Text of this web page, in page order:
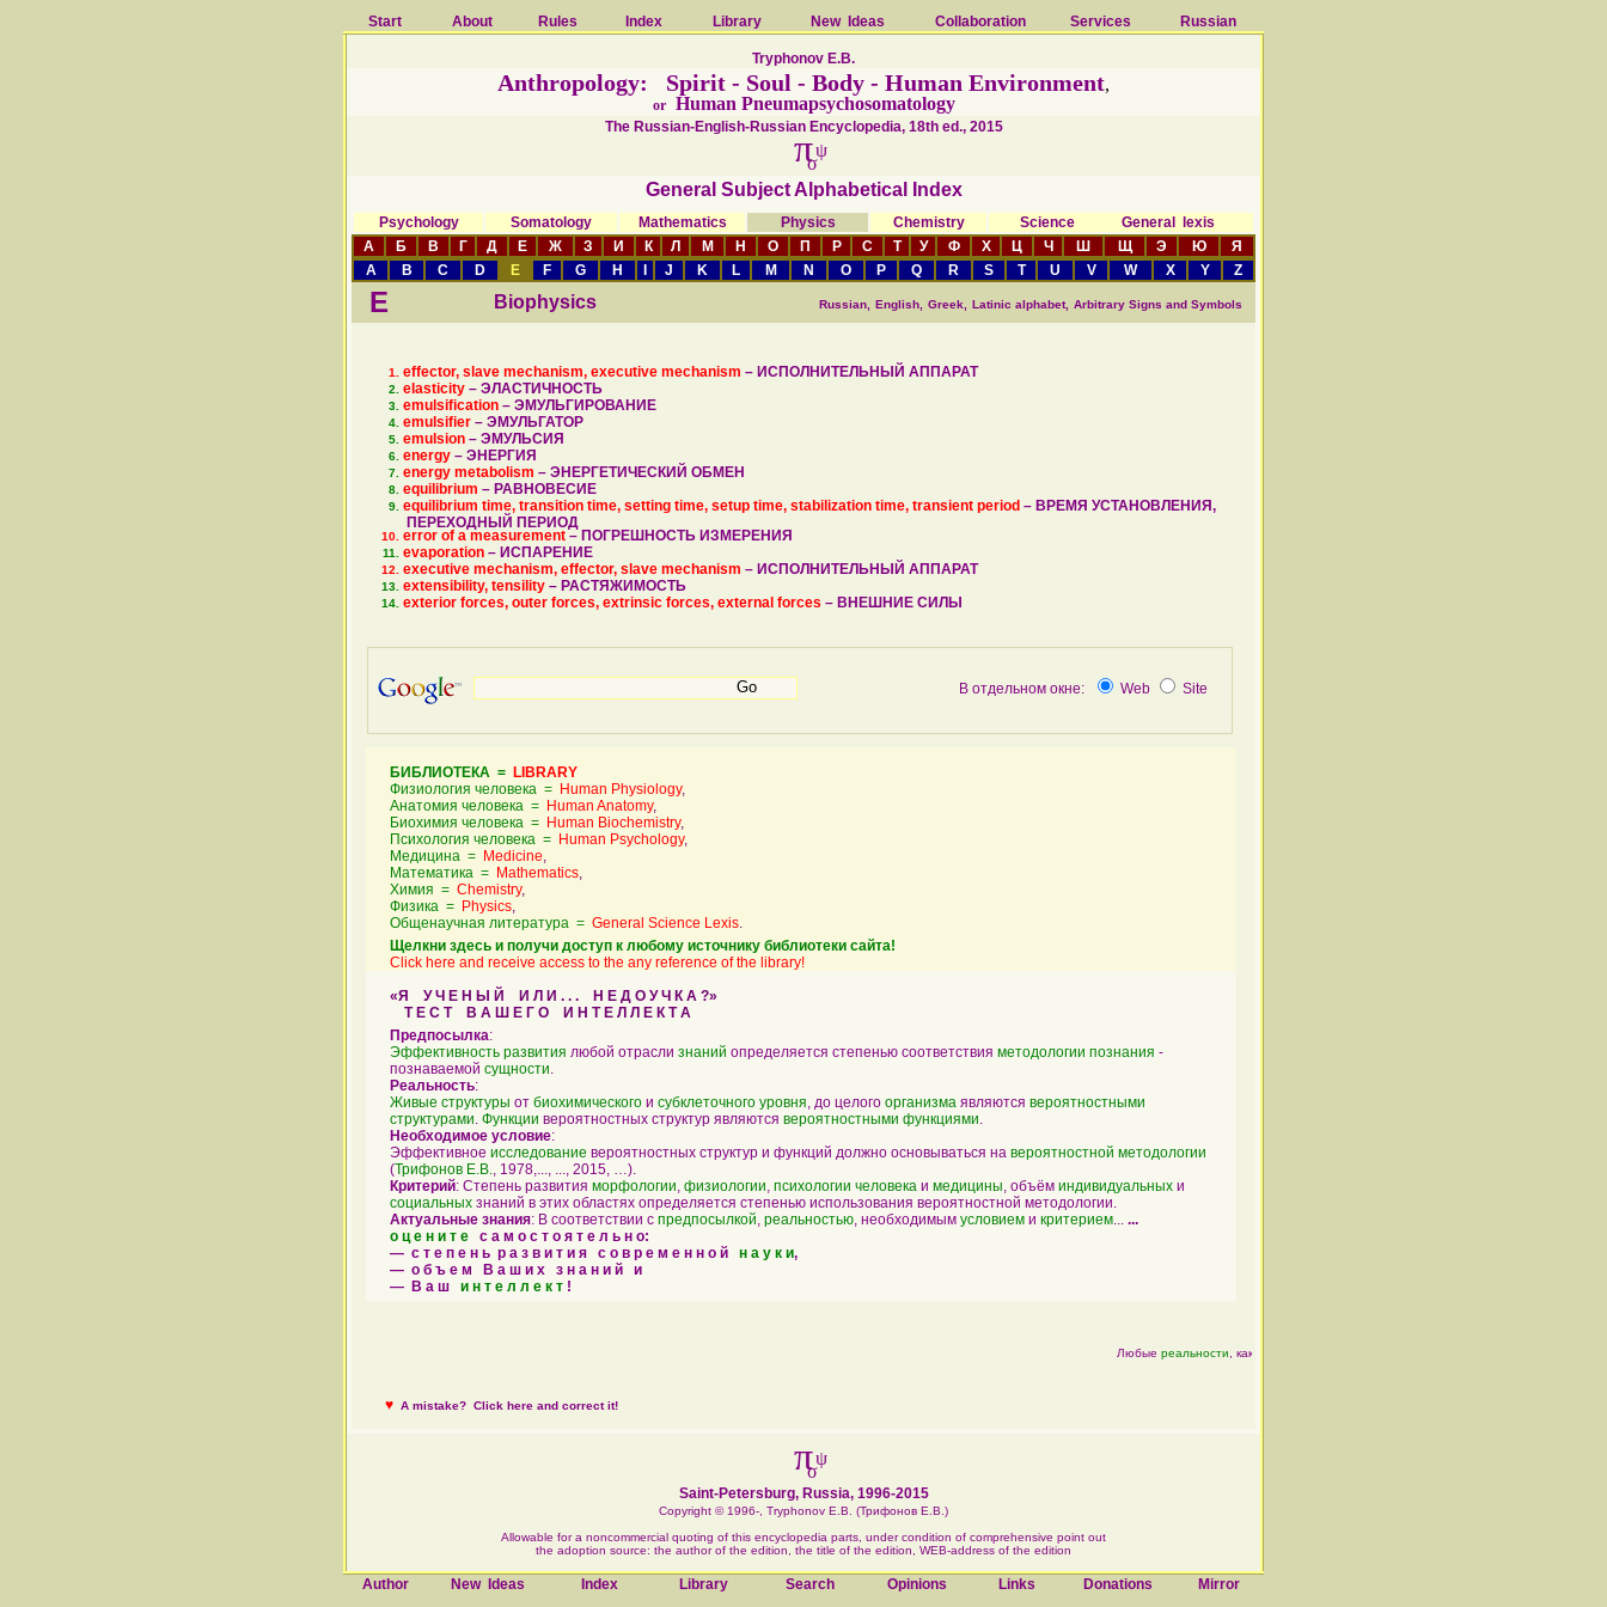
Start About Rules Index Library New Ideas Сollaboration Services Russian
Tryphonov E.B.
Anthropology: Spirit - Soul - Body - Human Environment,
or Human Pneumapsychosomatology
The Russian-English-Russian Encyclopedia, 18th ed., 2015
πψ
σ
General Subject Alphabetical Index
Psychology Somatology Mathematics Physics Chemistry
Science General lexis
А
Б В Г Д Е Ж З И К Л М Н О П Р С Т У Ф Х Ц Ч Ш Щ Э Ю
Я
A
B C D E F G H J K L M N O P Q R S T U V W X Y Z
E Biophysics Russian, English, Greek, Latinic alphabet, Arbitrary Signs and Symbols
effector, slave mechanism, executive mechanism – ИСПОЛНИТЕЛЬНЫЙ АППАРАТ
elasticity – ЭЛАСТИЧНОСТЬ
emulsification – ЭМУЛЬГИРОВАНИЕ
emulsifier – ЭМУЛЬГАТОР
emulsion – ЭМУЛЬСИЯ
energy – ЭНЕРГИЯ
energy metabolism – ЭНЕРГЕТИЧЕСКИЙ ОБМЕН
equilibrium – РАВНОВЕСИЕ
equilibrium time, transition time, setting time, setup time, stabilization time, transient period – ВРЕМЯ УСТАНОВЛЕНИЯ,
ПЕРЕХОДНЫЙ ПЕРИОД
error of a measurement – ПОГРЕШНОСТЬ ИЗМЕРЕНИЯ
evaporation – ИСПАРЕНИЕ
executive mechanism, effector, slave mechanism – ИСПОЛНИТЕЛЬНЫЙ АППАРАТ
extensibility, tensility – РАСТЯЖИМОСТЬ
exterior forces, outer forces, extrinsic forces, external forces – ВНЕШНИЕ СИЛЫ
В отдельном окне: Web Site
БИБЛИОТЕКА = LIBRARY
Физиология человека = Human Physiology,
Анатомия человека = Human Anatomy,
Биохимия человека = Human Biochemistry,
Психология человека = Human Psychology,
Медицина = Medicine,
Математика = Mathematics,
Химия = Chemistry,
Физика = Physics,
Общенаучная литература = General Science Lexis.
Щелкни здесь и получи доступ к любому источнику библиотеки сайта!
Click here and receive access to the any reference of the library!
«Я У Ч Е Н Ы Й И Л И . . . Н Е Д О У Ч К А ?»
Т Е С Т В А Ш Е Г О И Н Т Е Л Л Е К Т А
Предпосылка:
Эффективность развития любой отрасли знаний определяется степенью соответствия методологии познания -
познаваемой сущности.
Реальность:
Живые структуры от биохимического и субклеточного уровня, до целого организма являются вероятностными
структурами. Функции вероятностных структур являются вероятностными функциями.
Необходимое условие:
Эффективное исследование вероятностных структур и функций должно основываться на вероятностной методологии
(Трифонов Е.В., 1978,..., ..., 2015, …).
Критерий: Степень развития морфологии, физиологии, психологии человека и медицины, объём индивидуальных и
социальных знаний в этих областях определяется степенью использования вероятностной методологии.
Актуальные знания: В соответствии с предпосылкой, реальностью, необходимым условием и критерием... ...
о ц е н и т е с а м о с т о я т е л ь н о:
— с т е п е н ь р а з в и т и я с о в р е м е н н о й н а у к и,
— о б ъ е м В а ш и х з н а н и й и
— В а ш и н т е л л е к т !
Любыереальности, какфизические
♥ A mistake? Click here and correct it!
πψ
σ
Saint-Petersburg, Russia, 1996-2015
Copyright © 1996-, Tryphonov E.B. (Трифонов Е.В. )
Allowable for a noncommercial quoting of this encyclopedia parts, under condition of comprehensive point out
the adoption source: the author of the edition, the title of the edition, WEB-address of the edition
Author New Ideas Index Library Search Opinions Links Donations Mirror